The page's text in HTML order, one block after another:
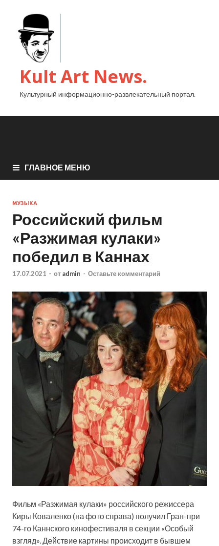
Kult Art News.
Культурный информационно-развлекательный портал.
ГЛАВНОЕ МЕНЮ
МУЗЫКА
Российский фильм
«Разжимая кулаки»
победил в Каннах
17.07.2021 - от admin - Оставьте комментарий
Фильм «Разжимая кулаки» российского режиссера
Киры Коваленко (на фото справа) получил Гран-при
74-го Каннского кинофестиваля в секции «Особый
взгляд». Действие картины происходит в бывшем